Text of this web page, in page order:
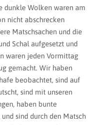
dunkle Wolken waren am
nicht abschrecken
Matschsachen und die
Schal aufgesetzt und
waren jeden Vormittag
gemacht. Wir haben
beobachtet, sind auf
sind mit unseren
haben bunte
sind durch den Matsch